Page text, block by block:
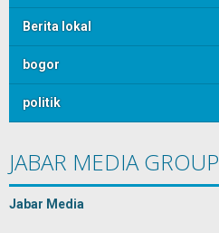
Berita lokal
bogor
politik
JABAR MEDIA GROUP
Jabar Media